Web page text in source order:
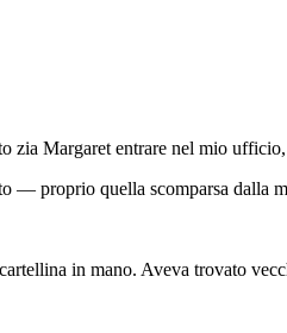
zia Margaret entrare nel mio
— proprio quella scomparsa dalla
in mano. Aveva trovato